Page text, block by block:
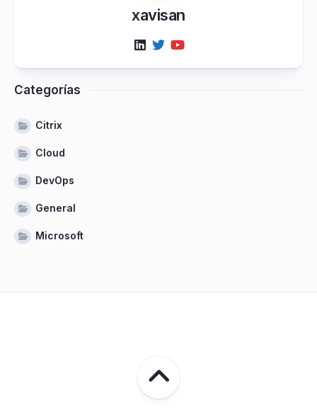
xavisan
Categorías
Citrix
Cloud
DevOps
General
Microsoft